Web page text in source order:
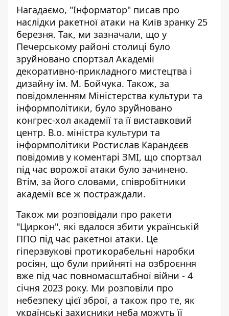
Нагадаємо, "Інформатор" писав про
наслідки ракетної атаки на Київ зранку 25
березня. Так, ми зазначали, що у
Печерському районі столиці було
зруйновано спортзал Академії
декоративно-прикладного мистецтва і
дизайну ім. М. Бойчука. Також, за
повідомленням Міністерства культури та
інформполітики, було зруйновано
конгрес-хол академії та її виставковий
центр. В.о. міністра культури та
інформполітики Ростислав Карандєєв
повідомив у коментарі ЗМІ, що спортзал
під час ворожої атаки було зачинено.
Втім, за його словами, співробітники
академії все ж постраждали.
Також ми розповідали про ракети
"Циркон", які вдалося збити українській
ППО під час ракетної атаки. Це
гіперзвукові протикорабельні наробки
росіян, що були прийняті на озброєння
вже під час повномасштабної війни - 4
січня 2023 року. Ми розповіли про
небезпеку цієї зброї, а також про те, як
українські захисники неба можуть її